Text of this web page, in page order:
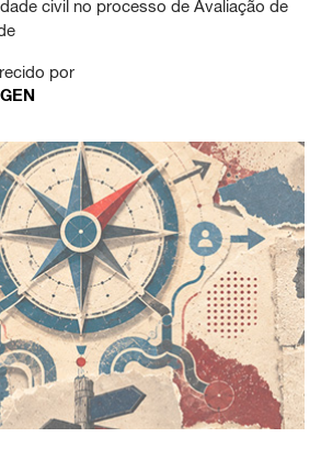
civil no processo de Avaliação de
por